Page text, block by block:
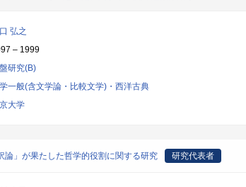
弘之
– 1999
研究(B)
一般(含文学論・比較文学)・西洋古典
大学
論」が果たした哲学的役割に関する研究 研究代表者